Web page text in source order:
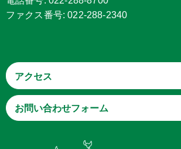
ファクス番号: 022-288-2340
アクセス